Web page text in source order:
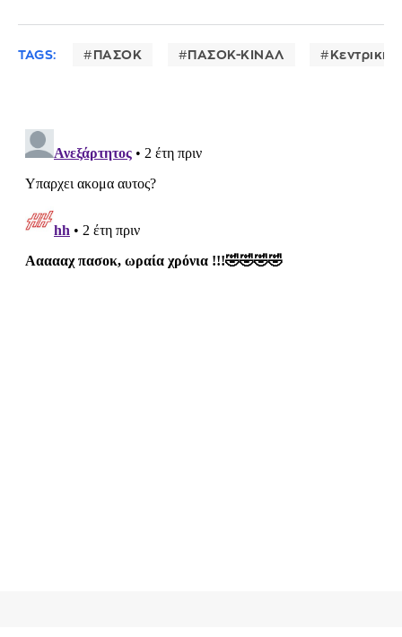
TAGS: ΠΑΣΟΚ ΠΑΣΟΚ-ΚΙΝΑΛ Κεντρική